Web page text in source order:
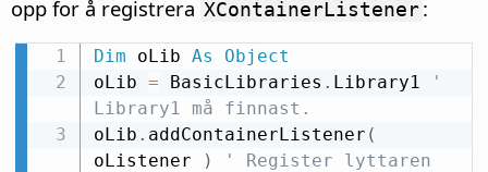
opp for å registrera XContainerListener:
Dim oLib As
Object
oLib = BasicLibraries . Library1
'
Library1 må finnast.
oLib . addContainerListener (
oListener
) ' Register lyttaren